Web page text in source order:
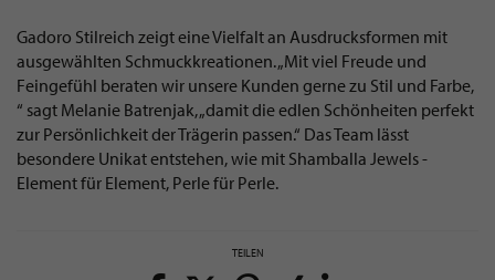
Gadoro Stilreich zeigt eine Vielfalt an Ausdrucksformen mit
ausgewählten Schmuckkreationen. „Mit viel Freude und
Feingefühl beraten wir unsere Kunden gerne zu Stil und Farbe,
“ sagt Melanie Batrenjak, „damit die edlen Schönheiten perfekt
zur Persönlichkeit der Trägerin passen.“ Das Team lässt
besondere Unikat entstehen, wie mit Shamballa Jewels -
Element für Element, Perle für Perle.
TEILEN